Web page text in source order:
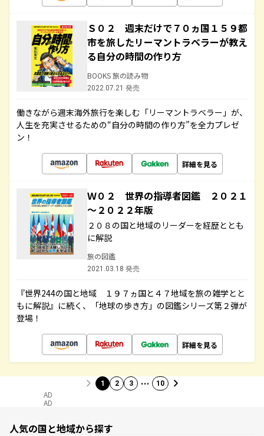
Ｓ０２ 週末だけで７０ヵ国１５９都
市を旅したリーマントラベラーが教え
る自分の時間の作り方
BOOKS 旅の読み物
2022.07.21 発売
働きながら週末海外旅行を楽しむ「リーマントラベラー」が、
人生を充実させるための“自分の時間の作り方”を全力プレゼ
ン！
詳細を見る
Ｗ０２ 世界の指導者図鑑 ２０２１
～２０２２年版
２０８の国と地域のリーダーを経歴ととも
に解説
旅の図鑑
2021.03.18 発売
『世界244の国と地域 １９７ヵ国と４７地域を旅の雑学とと
もに解説』に続く、「地球の歩き方」の図鑑シリーズ第２弾が
登場！
詳細を見る
1 2 3 … 10
AD
AD
人気の国と地域から探す